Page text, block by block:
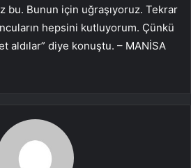
bu. Bunun için uğraşıyoruz. Tekrar
hepsini kutluyorum. Çünkü
aldılar” diye konuştu. – MANİSA